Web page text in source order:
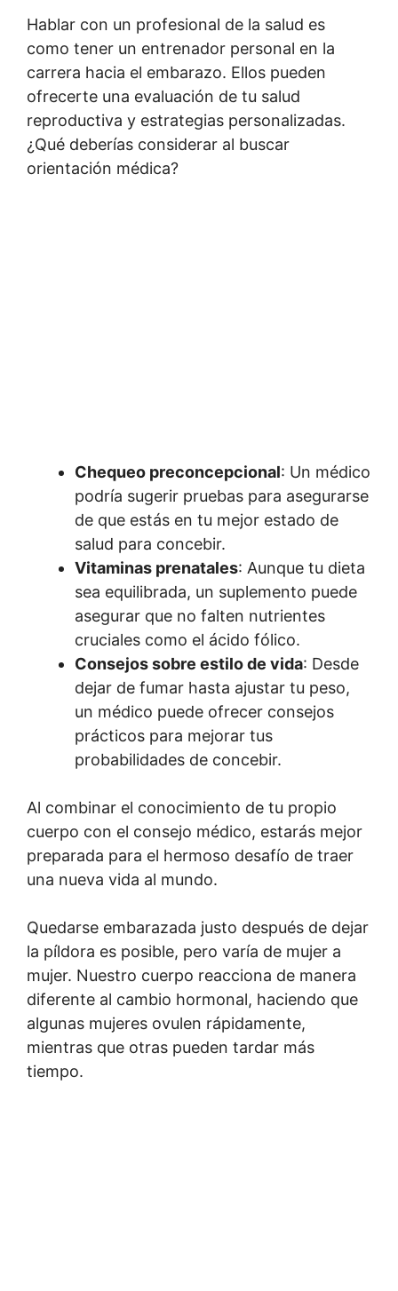
Hablar con un profesional de la salud es
como tener un entrenador personal en la
carrera hacia el embarazo. Ellos pueden
ofrecerte una evaluación de tu salud
reproductiva y estrategias personalizadas.
¿Qué deberías considerar al buscar
orientación médica?
Chequeo preconcepcional: Un médico
podría sugerir pruebas para asegurarse
de que estás en tu mejor estado de
salud para concebir.
Vitaminas prenatales: Aunque tu dieta
sea equilibrada, un suplemento puede
asegurar que no falten nutrientes
cruciales como el ácido fólico.
Consejos sobre estilo de vida: Desde
dejar de fumar hasta ajustar tu peso,
un médico puede ofrecer consejos
prácticos para mejorar tus
probabilidades de concebir.
Al combinar el conocimiento de tu propio
cuerpo con el consejo médico, estarás mejor
preparada para el hermoso desafío de traer
una nueva vida al mundo.
Quedarse embarazada justo después de dejar
la píldora es posible, pero varía de mujer a
mujer. Nuestro cuerpo reacciona de manera
diferente al cambio hormonal, haciendo que
algunas mujeres ovulen rápidamente,
mientras que otras pueden tardar más
tiempo.